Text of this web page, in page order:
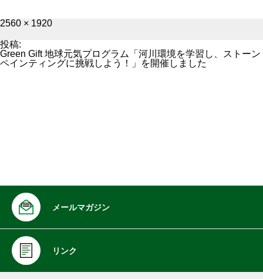
フ
サ
イ
ズ
2560 × 1920
投稿:
Green Gift 地球元気プログラム「河川環境を学習し、ストーン
ペインティングに挑戦しよう！」を開催しました
メールマガジン
リンク